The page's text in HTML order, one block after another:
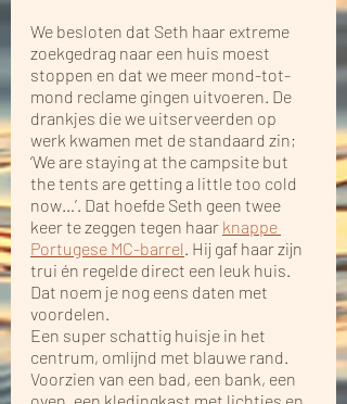
We besloten dat Seth haar extreme
zoekgedrag naar een huis moest
stoppen en dat we meer mond-tot-
mond reclame gingen uitvoeren. De
drankjes die we uitserveerden op
werk kwamen met de standaard zin;
‘We are staying at the campsite but
the tents are getting a little too cold
now…’. Dat hoefde Seth geen twee
keer te zeggen tegen haar knappe
Portugese MC-barrel. Hij gaf haar zijn
trui én regelde direct een leuk huis.
Dat noem je nog eens daten met
voordelen.
Een super schattig huisje in het
centrum, omlijnd met blauwe rand.
Voorzien van een bad, een bank, een